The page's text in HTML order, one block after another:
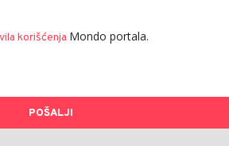
korišćenja Mondo portala.
POŠALJI